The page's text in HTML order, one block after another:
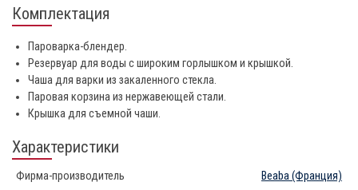
Комплектация
Пароварка-блендер.
Резервуар для воды с широким горлышком и крышкой.
Чаша для варки из закаленного стекла.
Паровая корзина из нержавеющей стали.
Крышка для съемной чаши.
Характеристики
Фирма-производитель Beaba(Франция)